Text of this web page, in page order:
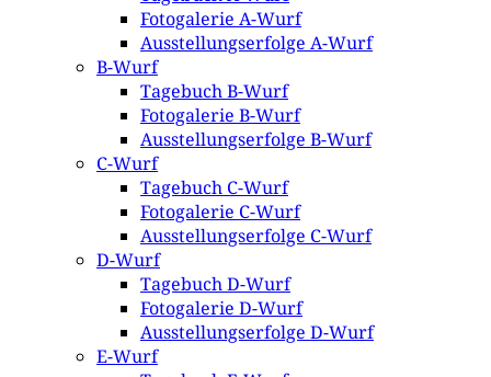
Fotogalerie A-Wurf
Ausstellungserfolge A-Wurf
B-Wurf
Tagebuch B-Wurf
Fotogalerie B-Wurf
Ausstellungserfolge B-Wurf
C-Wurf
Tagebuch C-Wurf
Fotogalerie C-Wurf
Ausstellungserfolge C-Wurf
D-Wurf
Tagebuch D-Wurf
Fotogalerie D-Wurf
Ausstellungserfolge D-Wurf
E-Wurf